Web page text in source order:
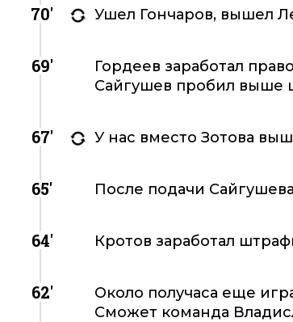
70' Ушел Гончаров, вышел
69'
Гордеев заработал
Сайгушев пробил выше
67' У нас вместо Зотова
65' После подачи
64' Кротов заработал
62'
Около получаса еще
Сможет команда